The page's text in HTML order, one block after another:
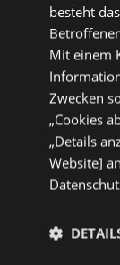
besteht
Mit einem
Zwecken
„Cookies
„Details
Website]